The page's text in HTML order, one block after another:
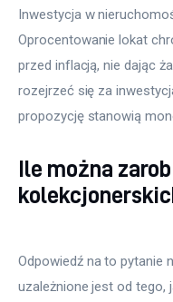
Więcej
Inwestycja w
Oprocentowanie lokat
przed inflacją, nie dając
rozejrzeć się za
propozycję stanowią
Ile można
Odpowiedź na to pytanie
uzależnione jest od tego,